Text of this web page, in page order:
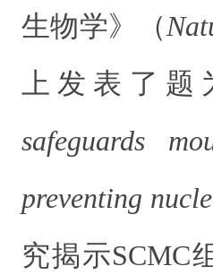
生物学》（
上发表了题
safeguards
preventing
究揭示SCMC